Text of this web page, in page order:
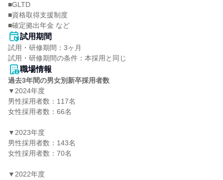
■GLTD
■資格取得支援制度
■確定拠出年金 など
試用期間
試用・研修期間：3ヶ月
職場情報
過去3年間の男女別新卒採用者数
▼2024年度
男性採用者数：117名
女性採用者数：66名
▼2023年度
男性採用者数：143名
女性採用者数：70名
▼2022年度